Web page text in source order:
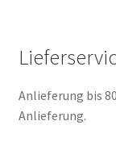
Anlieferung bis
Anlieferung.